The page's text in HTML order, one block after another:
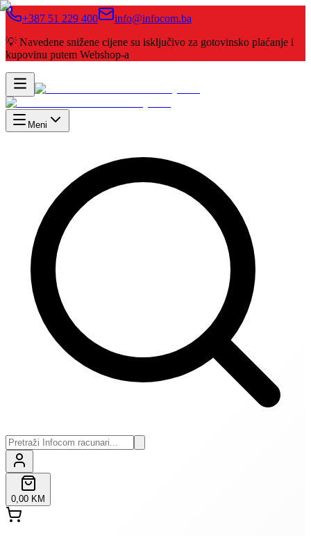
+387 51 229 400
info@infocom.ba
💡 Navedene snižene cijene su isključivo za gotovinsko plaćanje i
kupovinu putem Webshop-a
Meni
0,00 KM